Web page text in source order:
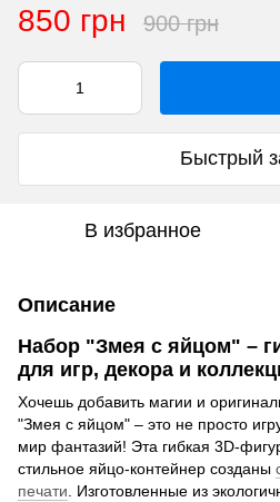
850 грн 900 грн
Быстрый
В избранное
Описание
Набор "Змея с яйцом" –
для игр, декора и
Хочешь добавить магии и
"Змея с яйцом" – это не просто
мир фантазий! Эта гибкая 3D-
стильное яйцо-контейнер созданы
печати . Изготовленные из